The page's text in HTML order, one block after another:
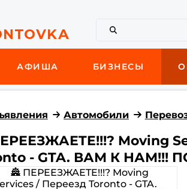
АФИША БИЗНЕСЫ
Автомобили
Moving
- GTA. ВАМ К НАМ!!!